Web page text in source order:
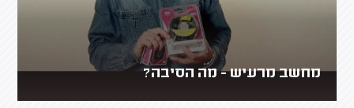
מחשב מרעיש - מה הסיבה?